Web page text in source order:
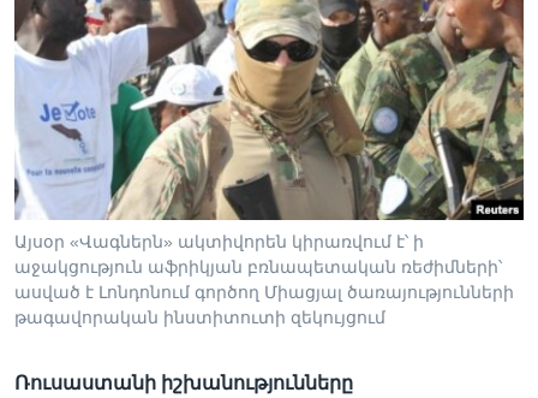
ՀԵՏԵՒԵՔ ՄԵԶ
Լեզուներ
Այսօր «Վագներն» ակտիվորեն կիրառվում է՝ ի
աջակցություն աֆրիկյան բռնապետական ռեժիմների՝
ասված է Լոնդոնում գործող Միացյալ ծառայությունների
թագավորական ինստիտուտի զեկույցում
Ռուսաստանի իշխանությունները